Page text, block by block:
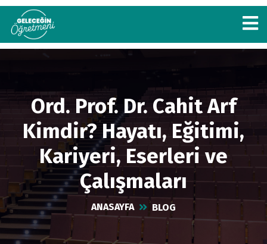
Ord. Prof. Dr. Cahit Arf
Kimdir? Hayatı, Eğitimi,
Kariyeri, Eserleri ve
Çalışmaları
ANASAYFA BLOG